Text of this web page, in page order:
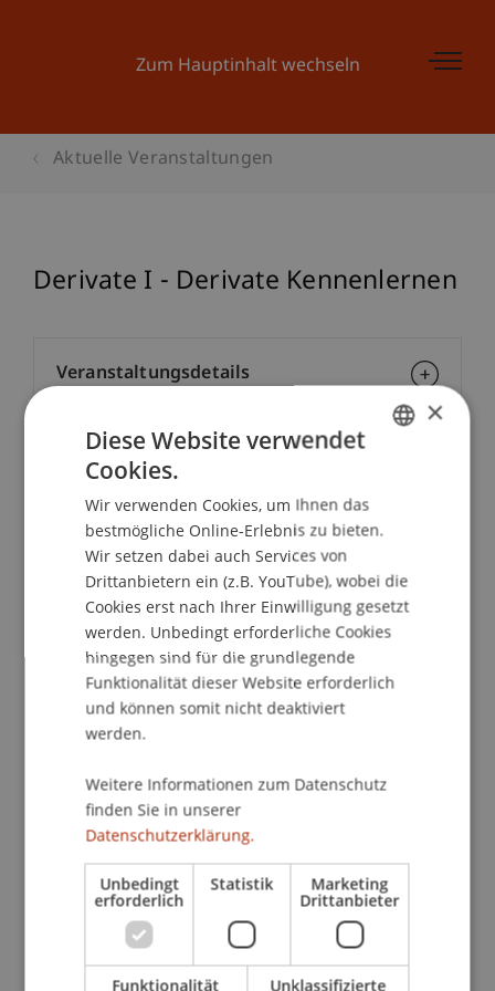
Zum Hauptinhalt wechseln
Aktuelle Veranstaltungen
Derivate I - Derivate Kennenlernen
Dozierende/Dozierender:
Jürg Mühlethaler
School/Professur:
Institut für Finanzdienstleistungen
Die SeminarteilnehmerInnen erhalten einen
Funktionsweise und die praktischen
Anwendungen von derivativen
Finanzinstrumenten. Pay-off-Diagramme, eine
Diskussion über die preisbestimmenden Faktoren
und beispielhafte Absicherungs- und
Kombinationsstrategien runden die beiden
Abende ab.
Veranstaltungsdetails
Kontakt
×
Diese Website verwendet
Cookies.
Wir verwenden Cookies, um Ihnen das
bestmögliche Online-Erlebnis zu bieten.
Wir setzen dabei auch Services von
Drittanbietern ein (z.B. YouTube), wobei die
Cookies erst nach Ihrer Einwilligung gesetzt
werden. Unbedingt erforderliche Cookies
hingegen sind für die grundlegende
Funktionalität dieser Website erforderlich
und können somit nicht deaktiviert
werden.
Weitere Informationen zum Datenschutz
finden Sie in unserer
Datenschutzerklärung.
Unbedingt
erforderlich
Statistik Marketing
Drittanbieter
Funktionalität Unklassifizierte